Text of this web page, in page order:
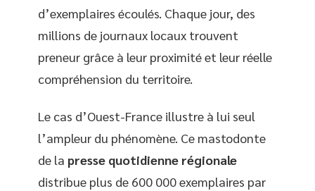
d’exemplaires écoulés. Chaque jour, des
millions de journaux locaux trouvent
preneur grâce à leur proximité et leur réelle
compréhension du territoire.
Le cas d’Ouest-France illustre à lui seul
l’ampleur du phénomène. Ce mastodonte
de la presse quotidienne régionale
distribue plus de 600 000 exemplaires par